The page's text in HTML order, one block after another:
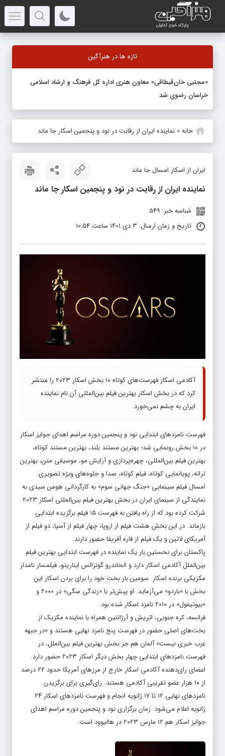
تازه ها در هنرآگین
«مجتبی خان‌قیطاقی» معاون هنری اداره کل فرهنگ و ارشاد اسلامی
خراسان رضوی شد
خانه» نماینده ایران از رقابت در نود و پنجمین اسکار جا ماند
ایران از اسکار امسال جا ماند
نماینده ایران از رقابت در نود و پنجمین اسکار جا ماند
شناسه خبر: 549
تاریخ و زمان ارسال: 3 دی 1401 ساعت 10:54
آکادمی اسکار فهرست‌های کوتاه ۱۰ بخش اسکار ۲۰۲۳ را منتشر
کرد که در بخش اسکار بهترین فیلم بین‌المللی آن نام نماینده
ایران به چشم نمی‌خورد.
فهرست نامزدهای ابتدایی نود و پنجمین دوره مراسم اهدای جوایز اسکار
در ۱۰ بخش رونمایی شد؛ بهترین مستند بلند، بهترین مستند کوتاه،
بهترین فیلم بین‌المللی، چهره‌پردازی و آرایش مو، موسیقی متن، بهترین
ترانه، پویانمایی کوتاه، فیلم کوتاه، صدا و جلوه‌های ویژه تصویری.
امسال فیلم سینمایی «جنگ جهانی سوم» به کارگردانی هومن سیدی به
نمایندگی از سینمای ایران در بخش بهترین فیلم بین‌المللی اسکار ۲۰۲۳
شرکت کرده بود که از راه یافتن به فهرست ۱۵ فیلم برگزیده ابتدایی
بازماند. در این بخش هشت فیلم از اروپا، چهار فیلم از آسیا، دو فیلم از
آمریکای لاتین و یک فیلم از قاره آفریقا حضور دارند.
پاکستان برای نخستین بار یک نماینده در فهرست ابتدایی بهترین فیلم
بین‌الملل آکادمی اسکار دارد و الخاندرو گونزالس ایناریتو، فیلمساز نامدار
مکزیکی برنده اسکار سومین بار بخت خود را برای بردن اسکار این
بخش با «باردو» می‌آزماید. او پیش‌تر با «زندگی سگی» در ۲۰۰۰ و
«بیوتیفول» در ۲۰۱۰ نامزد اسکار شده بود.
فرانسه، کره جنوبی، اتریش و آرژانتین همراه با نماینده مکزیک از
بخت‌های اصلی حضور در فهرست پنج نامزد نهایی هستند و «در جبهه
غرب خبری نیست» آلمان هم جز بخش بهترین فیلم بین‌الملل، در
فهرست نامزدهای ابتدایی چهار بخش دیگر اسکار ۲۰۲۳ حضور دارد.
اعضای رای‌دهنده آکادمی اسکار خارج از مرزهای آمریکا حدود ۲۲ درصد
از ۱۰ هزار عضو تقریبی آکادمی هستند. رای‌گیری برای برگزیدن
نامزدهای نهایی ۱۲ تا ۱۷ ژانویه انجام و فهرست نامزدهای اسکار ۲۴
ژانویه اعلام می‌شود. زمان برگزاری نود و پنجمین دوره مراسم اهدای
جوایز اسکار هم ۱۲ مارس ۲۰۲۳ در هالیوود است.